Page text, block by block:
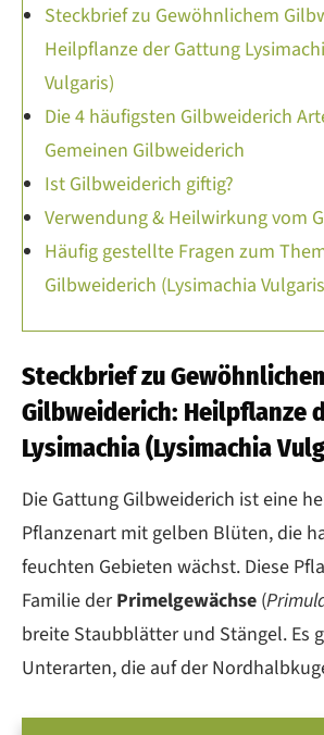
Steckbrief zu Gewöhnlichem
Heilpflanze der Gattung
Vulgaris)
Die 4 häufigsten Gilbweiderich
Gemeinen Gilbweiderich
Ist Gilbweiderich giftig?
Verwendung & Heilwirkung vom
Häufig gestellte Fragen zum
Gilbweiderich (Lysimachia
Steckbrief zu
Gilbweiderich: Heilpflanze
Lysimachia (Lysimachia
Die Gattung Gilbweiderich ist eine
Pflanzenart mit gelben Blüten, die
feuchten Gebieten wächst. Diese
Familie derPrimelgewächse (
breite Staubblätter und Stängel. Es
Unterarten, die auf der